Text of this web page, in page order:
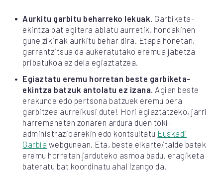
Aurkitu garbitu beharreko lekuak. Garbiketa-
ekintza bat egitera abiatu aurretik, hondakinen
gune zikinak aurkitu behar dira. Etapa honetan,
garrantzitsua da aukeratutako eremua jabetza
pribatukoa ez dela egiaztatzea.
Egiaztatu eremu horretan beste garbiketa-
ekintza batzuk antolatu ez izana. Agian beste
erakunde edo pertsona batzuek eremu bera
garbitzea aurreikusi dute! Hori egiaztatzeko, jarri
harremanetan zonaren ardura duen toki-
administrazioarekin edo kontsultatu Euskadi
Garbia webgunean. Eta, beste elkarte/talde batek
eremu horretan jarduteko asmoa badu, eragiketa
bateratu bat koordinatu ahal izango da.